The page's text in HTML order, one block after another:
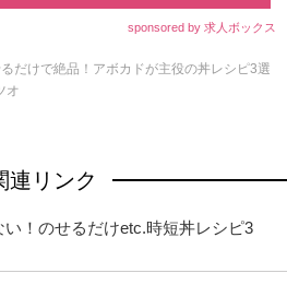
sponsored by 求人ボックス
だけで絶品！アボカドが主役の丼レシピ3選
オ
連リンク
！のせるだけetc.時短丼レシピ3